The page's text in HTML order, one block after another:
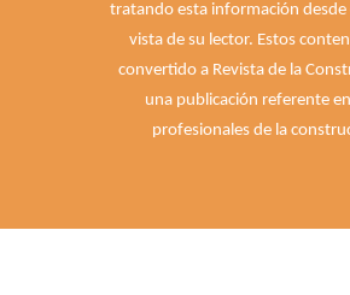
tratando esta información desde
vista de su lector. Estos
convertido a Revista de la
una publicación referente
profesionales de la